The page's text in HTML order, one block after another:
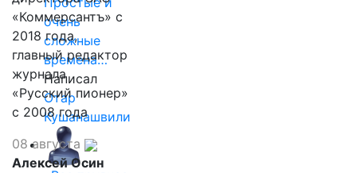
очень
сложные
времена…
Написал
Отар
Кушанашвили
«Коммерсантъ» с
2018 года,
главный редактор
журнала
«Русский пионер»
с 2008 года
08 августа
Алексей Осин